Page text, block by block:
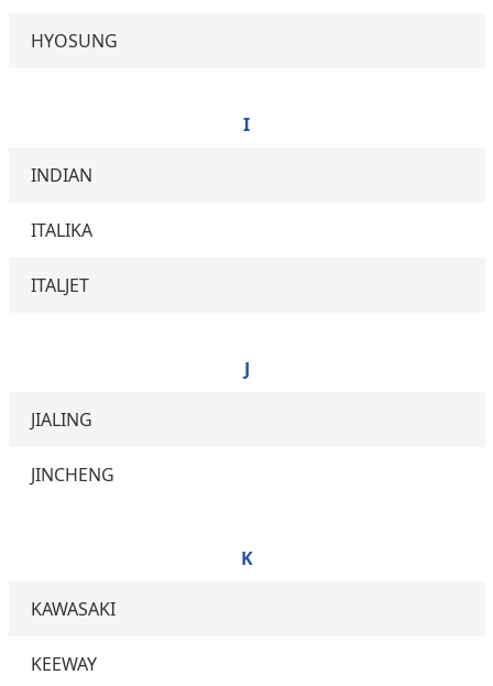
HYOSUNG
I
INDIAN
ITALIKA
ITALJET
J
JIALING
JINCHENG
K
KAWASAKI
KEEWAY